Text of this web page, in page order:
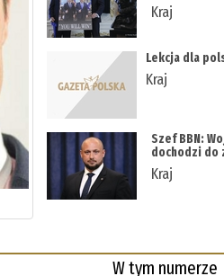
Kraj
Lekcja dla
Kraj
Szef BBN:
dochodzi do
Kraj
W tym numerze